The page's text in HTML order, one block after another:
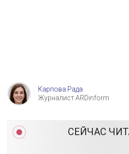
Карпова Рада
Журналист ARDinform
СЕЙЧАС